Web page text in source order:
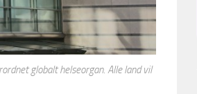
globalt helseorgan. Alle land vil